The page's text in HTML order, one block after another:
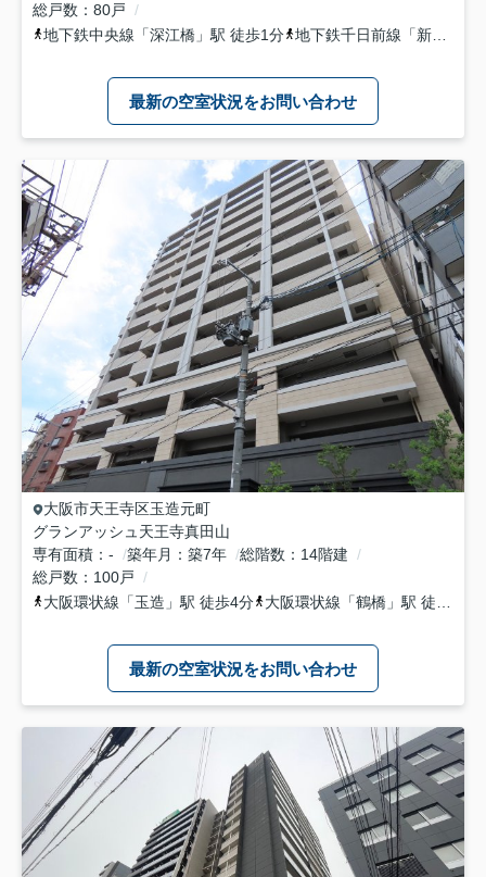
総戸数
80戸
地下鉄中央線 「深江橋 」駅 徒歩1分 地下鉄千日前線 「新深江
最新の空室状況をお問い合わせ
大阪市天王寺区玉造元町
グランアッシュ天王寺真田山
専有面積
- 築年月 築7年 総階数
14階建
総戸数
100戸
大阪環状線 「玉造 」駅 徒歩4分 大阪環状線 「鶴橋 」駅 徒歩8分
最新の空室状況をお問い合わせ